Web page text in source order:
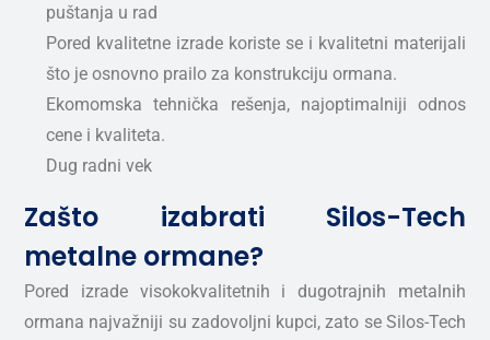
puštanja u rad
Pored kvalitetne izrade koriste se i kvalitetni materijali
što je osnovno prailo za konstrukciju ormana.
Ekomomska tehnička rešenja, najoptimalniji odnos
cene i kvaliteta.
Dug radni vek
Zašto izabrati Silos-Tech
metalne ormane?
Pored izrade visokokvalitetnih i dugotrajnih metalnih
ormana najvažniji su zadovoljni kupci, zato se Silos-Tech